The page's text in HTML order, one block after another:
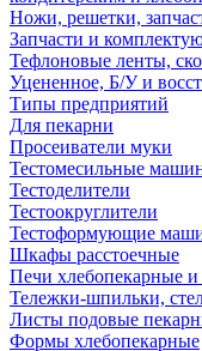
Ножи, решетки,
Запчасти и
Тефлоновые ленты,
Уцененное, Б/У и
Типы предприятий
Для пекарни
Просеиватели муки
Тестомесильные
Тестоделители
Тестоокруглители
Тестоформующие
Шкафы расстоечные
Печи хлебопекарные и
Тележки-шпильки,
Листы подовые
Формы хлебопекарные